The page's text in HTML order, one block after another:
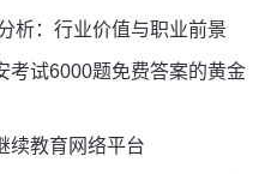
析：行业价值与职业前景
考试6000题免费答案的黄金
续教育网络平台